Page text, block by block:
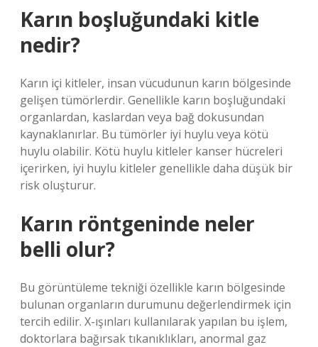
Karın boşluğundaki kitle
nedir?
Karın içi kitleler, insan vücudunun karın bölgesinde
gelişen tümörlerdir. Genellikle karın boşluğundaki
organlardan, kaslardan veya bağ dokusundan
kaynaklanırlar. Bu tümörler iyi huylu veya kötü
huylu olabilir. Kötü huylu kitleler kanser hücreleri
içerirken, iyi huylu kitleler genellikle daha düşük bir
risk oluşturur.
Karın röntgeninde neler
belli olur?
Bu görüntüleme tekniği özellikle karın bölgesinde
bulunan organların durumunu değerlendirmek için
tercih edilir. X-ışınları kullanılarak yapılan bu işlem,
doktorlara bağırsak tıkanıklıkları, anormal gaz